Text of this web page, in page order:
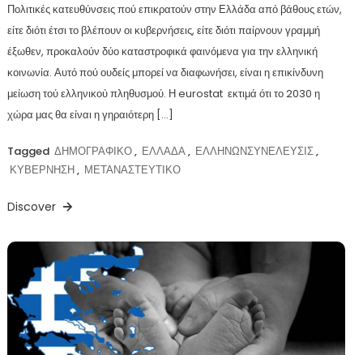
Πολιτικές κατευθύνσεις πού επικρατούν στην Ελλάδα από βάθους ετών,
είτε διότι έτσι το βλέπουν οι κυβερνήσεις, είτε διότι παίρνουν γραμμή
έξωθεν, προκαλούν δύο καταστροφικά φαινόμενα για την ελληνική
κοινωνία. Αυτό πού ουδείς μπορεί να διαφωνήσει, είναι η επικίνδυνη
μείωση τού ελληνικού πληθυσμού. Η eurostat εκτιμά ότι το 2030 η
χώρα μας θα είναι η γηραιότερη […]
Tagged ΔΗΜΟΓΡΑΦΙΚΟ, ΕΛΛΑΔΑ, ΕΛΛΗΝΩΝΣΥΝΕΛΕΥΣΙΣ,
ΚΥΒΕΡΝΗΣΗ, ΜΕΤΑΝΑΣΤΕΥΤΙΚΟ
Discover